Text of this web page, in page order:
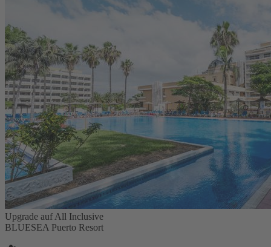
Upgrade auf All Inclusive
BLUESEA Puerto Resort